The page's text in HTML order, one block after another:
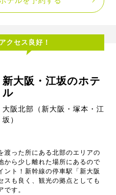
クセス良好！
新大阪・江坂のホテ
ル
大阪北部（新大阪・塚本・江
坂）
渡った所にある北部のエリアの
から少し離れた場所にあるので
ント！新幹線の停車駅「新大阪
スも良く、観光の拠点としても
す。